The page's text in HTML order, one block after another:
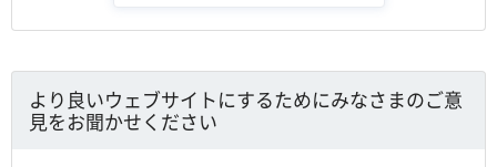
より良いウェブサイトにするためにみなさまのご意
見をお聞かせください